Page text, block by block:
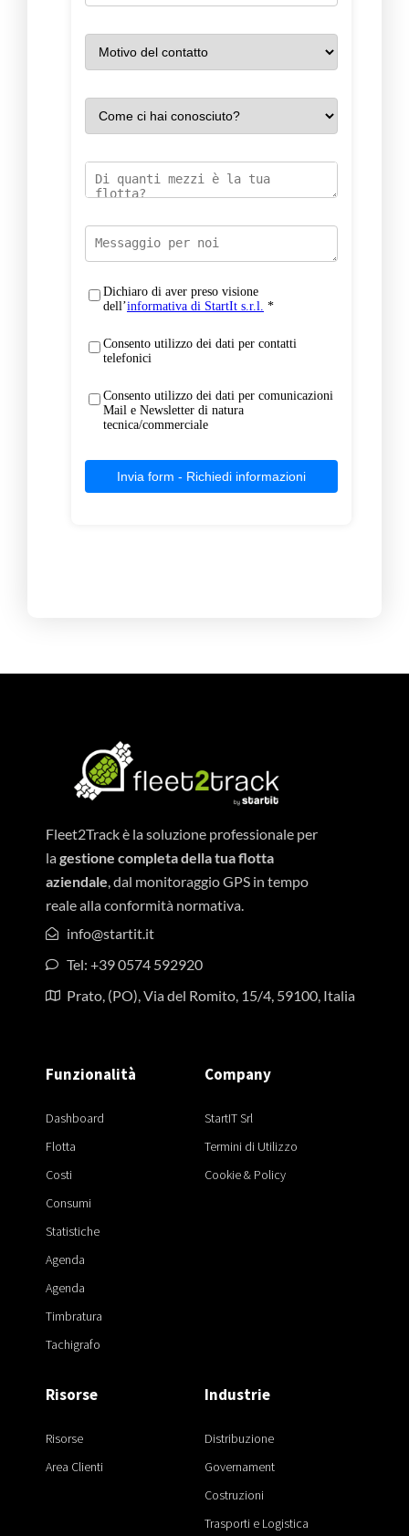
Fleet2Track è la soluzione professionale per
lagestione completa della tua flotta
aziendale, dal monitoraggio GPS in tempo
reale alla conformità normativa.
info@startit.it
Tel: +39 0574 592920
Prato, (PO), Via del Romito, 15/4, 59100, Italia
Funzionalità
Dashboard
Flotta
Costi
Consumi
Statistiche
Agenda
Agenda
Timbratura
Tachigrafo
Company
StartIT Srl
Termini di Utilizzo
Cookie & Policy
Risorse
Risorse
Area Clienti
Industrie
Distribuzione
Governament
Costruzioni
Trasporti e Logistica